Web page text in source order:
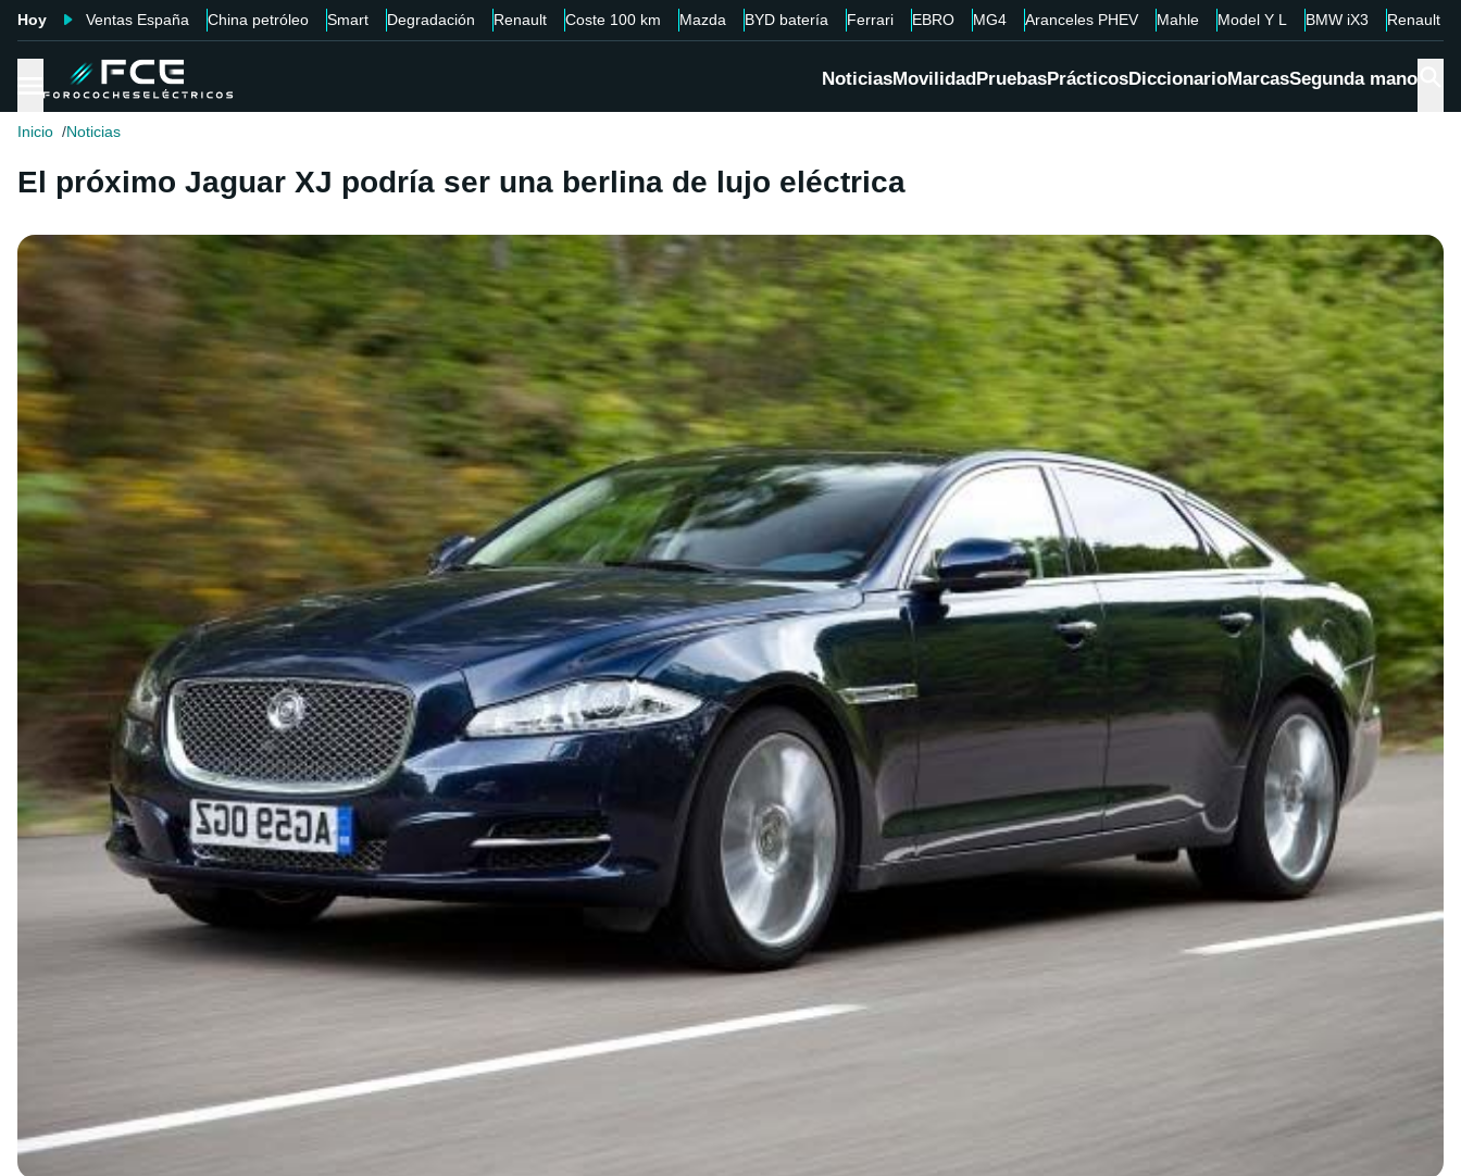
Hoy Ventas España China petróleo Smart Degradación Renault Coste 100 km Mazda BYD batería Ferrari EBRO MG4 Aranceles PHEV Mahle Model Y L BMW iX3 Renault
NoticiasMovilidadPruebasPrácticosDiccionarioMarcasSegunda mano
Inicio Noticias
El próximo Jaguar XJ podría ser una berlina de lujo eléctrica